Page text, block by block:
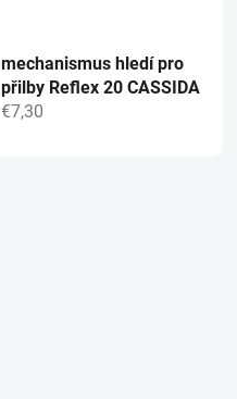
mechanismus hledí pro
přilby Reflex 20 CASSIDA
€7,30